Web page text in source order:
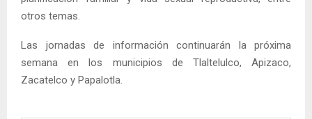
otros temas.
Las jornadas de información continuarán la próxima
semana en los municipios de Tlaltelulco, Apizaco,
Zacatelco y Papalotla.